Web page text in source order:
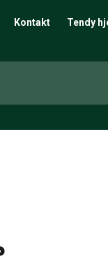
Kontakt Tendy